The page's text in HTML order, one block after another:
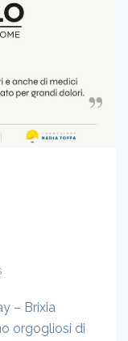
– Brixia
orgogliosi di